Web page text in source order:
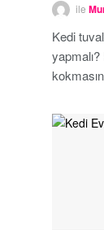
ile
Kedi